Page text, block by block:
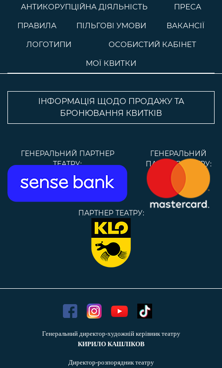
АНТИКОРУПЦІЙНА ДІЯЛЬНІСТЬ
ПРЕСА
ПРАВИЛА
ПІЛЬГОВІ УМОВИ
ВАКАНСІЇ
ЛОГОТИПИ
ОСОБИСТИЙ КАБІНЕТ
МОЇ КВИТКИ
ІНФОРМАЦІЯ ЩОДО ПРОДАЖУ ТА
БРОНЮВАННЯ КВИТКІВ
ГЕНЕРАЛЬНИЙ ПАРТНЕР
ТЕАТРУ:
ГЕНЕРАЛЬНИЙ
ПАРТНЕР ТЕАТРУ:
ПАРТНЕР ТЕАТРУ:
Генеральний директор-художній керівник театру
КИРИЛО КАШЛІКОВ
Директор-розпорядник театру